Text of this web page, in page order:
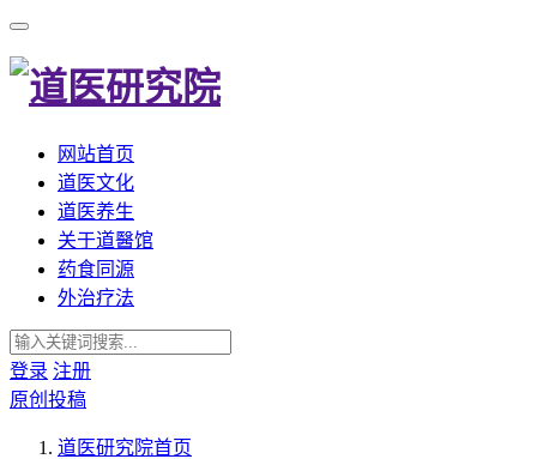
网站首页
道医文化
道医养生
关于道醫馆
药食同源
外治疗法
登录 注册
原创投稿
道医研究院首页